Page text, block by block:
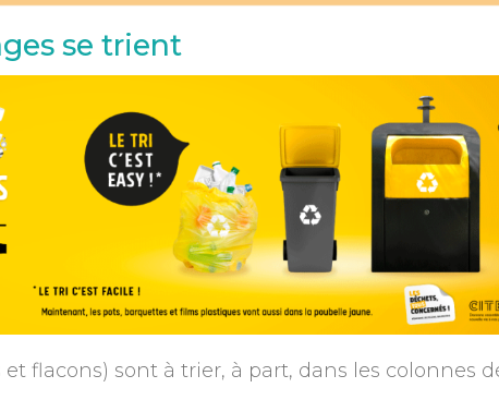
se trient
flacons) sont à trier, à part, dans les colonnes